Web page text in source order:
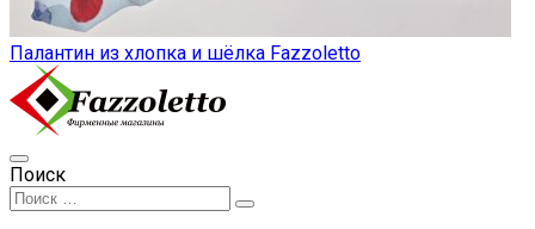
Палантин из хлопка и шёлка Fazzoletto
Поиск